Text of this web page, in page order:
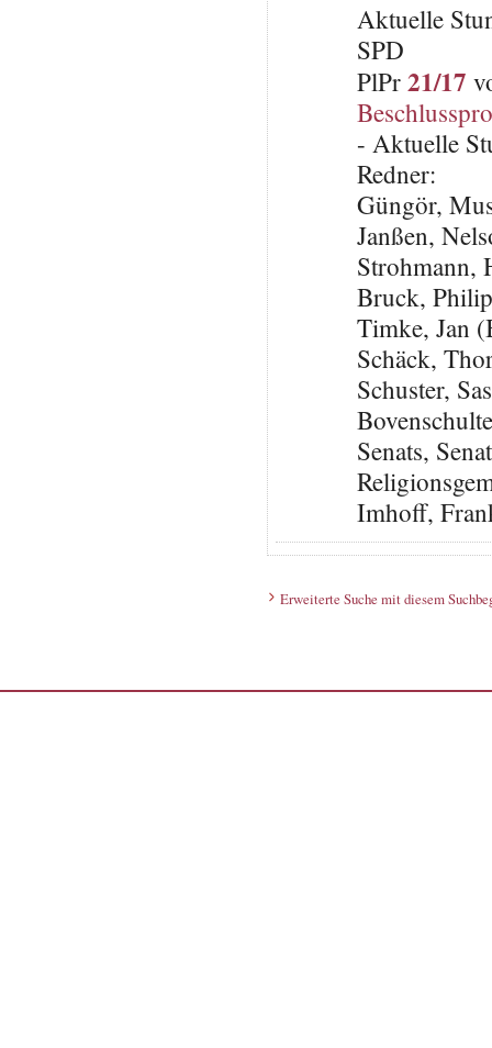
Aktuelle
SPD
PlPr21/17
- Aktuelle
Redner:
Güngör,
Janßen,
Strohmann,
Bruck,
Timke, Jan
Schäck,
Schuster,
Senats,
Imhoff,
Erweiterte Suche mit diesem